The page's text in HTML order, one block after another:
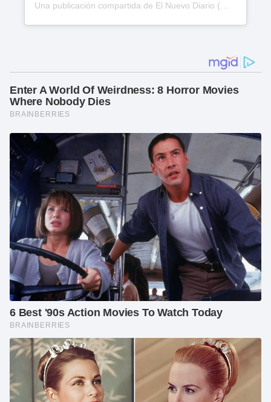
Una publicación compartida de El Nuevo Diario (@elnuevodiariord)